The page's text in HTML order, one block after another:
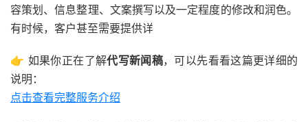
容策划、信息整理、文案撰写以及一定程度的修改和润色。
有时候，客户甚至需要提供详
👉 如果你正在了解代写新闻稿，可以先看看这篇更详细的
说明：
点击查看完整服务介绍